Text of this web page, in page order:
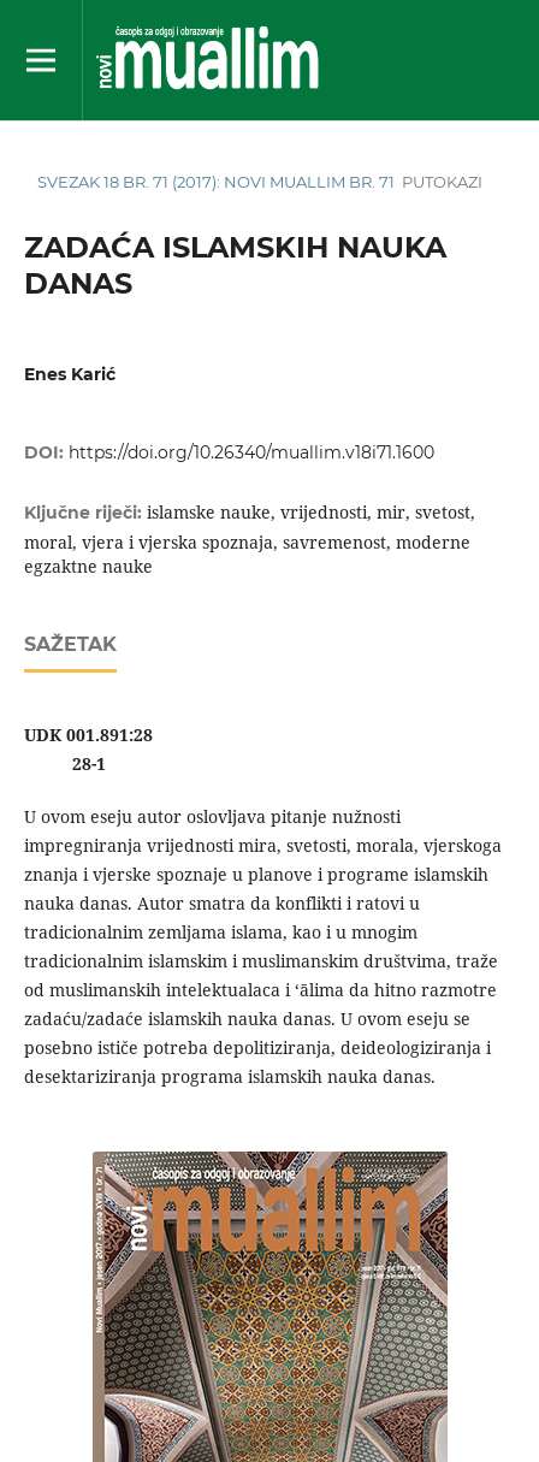
SVEZAK 18 BR. 71 (2017): NOVI MUALLIM BR. 71 PUTOKAZI
ZADAĆA ISLAMSKIH NAUKA
DANAS
Enes Karić
DOI: https://doi.org/10.26340/muallim.v18i71.1600
Ključne riječi: islamske nauke, vrijednosti, mir, svetost,
moral, vjera i vjerska spoznaja, savremenost, moderne
egzaktne nauke
SAŽETAK
UDK 001.891:28
28-1
U ovom eseju autor oslovljava pitanje nužnosti
impregniranja vrijednosti mira, svetosti, morala, vjerskoga
znanja i vjerske spoznaje u planove i programe islamskih
nauka danas. Autor smatra da konflikti i ratovi u
tradicionalnim zemljama islama, kao i u mnogim
tradicionalnim islamskim i muslimanskim društvima, traže
od muslimanskih intelektualaca i ‘ālima da hitno razmotre
zadaću/zadaće islamskih nauka danas. U ovom eseju se
posebno ističe potreba depolitiziranja, deideologiziranja i
desektariziranja programa islamskih nauka danas.